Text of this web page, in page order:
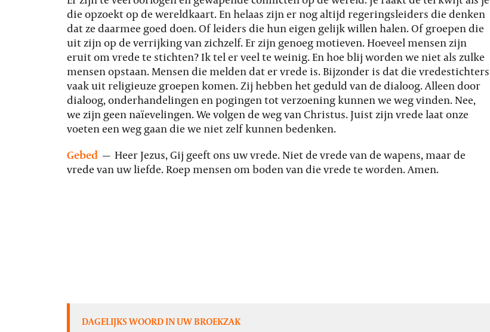
die opzoekt op de wereldkaart. En helaas zijn er nog altijd regeringsleiders die denken
dat ze daarmee goed doen. Of leiders die hun eigen gelijk willen halen. Of groepen die
uit zijn op de verrijking van zichzelf. Er zijn genoeg motieven. Hoeveel mensen zijn
eruit om vrede te stichten? Ik tel er veel te weinig. En hoe blij worden we niet als zulke
mensen opstaan. Mensen die melden dat er vrede is. Bijzonder is dat die vredestichters
vaak uit religieuze groepen komen. Zij hebben het geduld van de dialoog. Alleen door
dialoog, onderhandelingen en pogingen tot verzoening kunnen we weg vinden. Nee,
we zijn geen naïevelingen. We volgen de weg van Christus. Juist zijn vrede laat onze
voeten een weg gaan die we niet zelf kunnen bedenken.
Gebed — Heer Jezus, Gij geeft ons uw vrede. Niet de vrede van de wapens, maar de
vrede van uw liefde. Roep mensen om boden van die vrede te worden. Amen.
DAGELIJKS WOORD IN UW BROEKZAK